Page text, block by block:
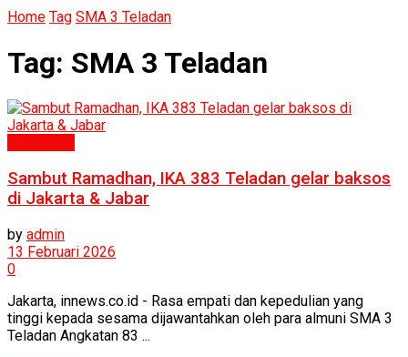
Home Tag SMA 3 Teladan
Tag: SMA 3 Teladan
Sambut Ramadhan, IKA 383 Teladan gelar baksos
di Jakarta & Jabar
by admin
13 Februari 2026
0
Jakarta, innews.co.id - Rasa empati dan kepedulian yang
tinggi kepada sesama dijawantahkan oleh para almuni SMA 3
Teladan Angkatan 83 ...